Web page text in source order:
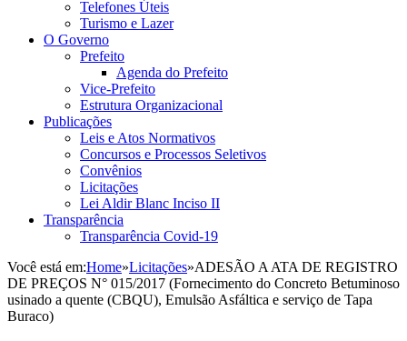
Telefones Úteis
Turismo e Lazer
O Governo
Prefeito
Agenda do Prefeito
Vice-Prefeito
Estrutura Organizacional
Publicações
Leis e Atos Normativos
Concursos e Processos Seletivos
Convênios
Licitações
Lei Aldir Blanc Inciso II
Transparência
Transparência Covid-19
Você está em:Home»Licitações»ADESÃO A ATA DE REGISTRO
DE PREÇOS N° 015/2017 (Fornecimento do Concreto Betuminoso
usinado a quente (CBQU), Emulsão Asfáltica e serviço de Tapa
Buraco)